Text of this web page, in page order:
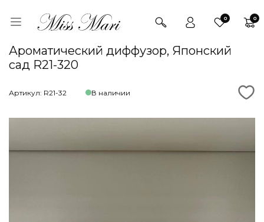
0 0
Ароматический диффузор, Японский
сад R21-320
Артикул: R21-32 В наличии